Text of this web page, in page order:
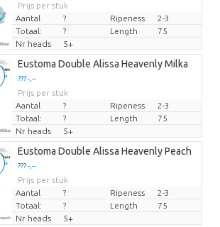
Prijs per stuk
Aantal
? Ripeness
2-3
Totaal:
? Length
75
Nr heads
5+
Eustoma Double Alissa Heavenly Milka
??? -,--
Prijs per stuk
Aantal
? Ripeness
2-3
Totaal:
? Length
75
Nr heads
5+
Eustoma Double Alissa Heavenly Peach
??? -,--
Prijs per stuk
Aantal
? Ripeness
2-3
Totaal:
? Length
75
Nr heads
5+